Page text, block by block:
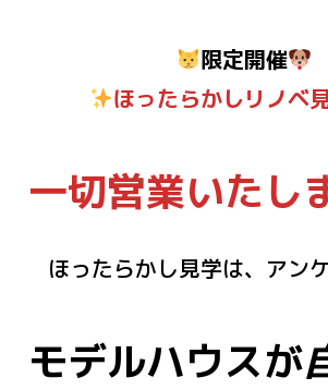
限定開催
ほったらかしリノベ
一切営業いたし
ほったらかし見学は、アン
モデルハウスが